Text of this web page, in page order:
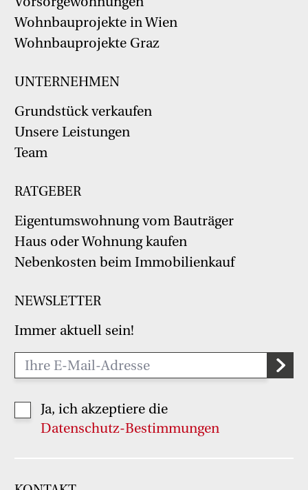
Wohnbauprojekte in Wien
Wohnbauprojekte Graz
UNTERNEHMEN
Grundstück verkaufen
Unsere Leistungen
Team
RATGEBER
Eigentumswohnung vom Bauträger
Haus oder Wohnung kaufen
Nebenkosten beim Immobilienkauf
NEWSLETTER
Immer aktuell sein!
Ja, ich akzeptiere die
Datenschutz-Bestimmungen